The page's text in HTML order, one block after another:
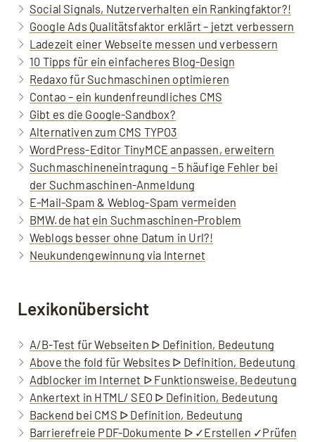
Social Signals, Nutzerverhalten ein Rankingfaktor?!
Google Ads Qualitätsfaktor erklärt – jetzt verbessern
Ladezeit einer Webseite messen und verbessern
10 Tipps für ein einfacheres Blog-Design
Redaxo für Suchmaschinen optimieren
Contao – ein kundenfreundliches CMS
Gibt es die Google-Sandbox?
Alternativen zum CMS TYPO3
WordPress-Editor TinyMCE anpassen, erweitern
Suchmaschineneintragung – 5 häufige Fehler bei
der Suchmaschinen-Anmeldung
E-Mail-Spam & Weblog-Spam vermeiden
BMW.de hat ein Suchmaschinen-Problem
Weblogs besser ohne Datum in Url?!
Neukundengewinnung via Internet
Lexikonübersicht
A/B-Test für Webseiten ᐅ Definition, Bedeutung
Above the fold für Websites ᐅ Definition, Bedeutung
Adblocker im Internet ᐅ Funktionsweise, Bedeutung
Ankertext in HTML/ SEO ᐅ Definition, Bedeutung
Backend bei CMS ᐅ Definition, Bedeutung
Barrierefreie PDF-Dokumente ᐅ ✓Erstellen ✓Prüfen